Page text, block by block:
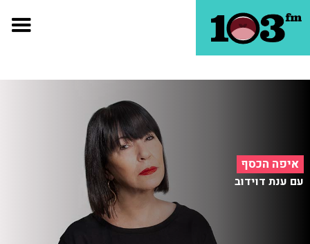
איפה הכסף
עם ענת דוידוב